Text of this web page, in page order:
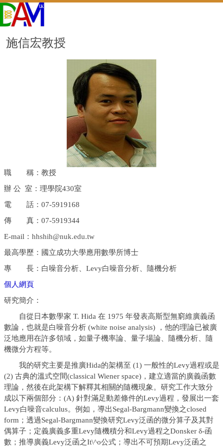
施信宏教授
職 稱：教授
辦 公 室：理學院430室
電 話：07-5919168
傳 真： 07-5919344
E-mail ： hhshih@nuk.edu.tw
最高學歷：國立成功大學應用數學所博士
專 長： 白噪音分析、Levy白噪音分析、隨機分析
個人網頁
研究簡介：
自從日本數學家 T. Hida 在 1975 年發表高斯型無窮維廣義函
數論，也就是白噪音分析(white noise analysis)
，他的理論已被廣
泛地應用在許多領域，如量子機率論、量子場論、隨機分析、隨
機微分方程等。
我的研究主要是推廣Hida的架構至 (1) 一般性的Levy過程或是
(2) 古典的溫式空間(classical Wiener space)，建立適當的廣義函數
理論，然後在此架構下解釋其相關的隨機現象。研究工作大致分
成以下兩個部分：(A) 針對滿足動差條件的Levy過程，發展出一套
Levy白噪音calculus。例如，導出Segal-Bargmann變換之closed
form ；透過Segal-Bargmann變換研究Levy泛函的微分算子及其對
偶算子；定義廣義多重Levy隨機積分和Levy過程之Donsker δ-函
數；推導廣義Levy泛函之It\^o公式；導出不可預期Levy泛函之